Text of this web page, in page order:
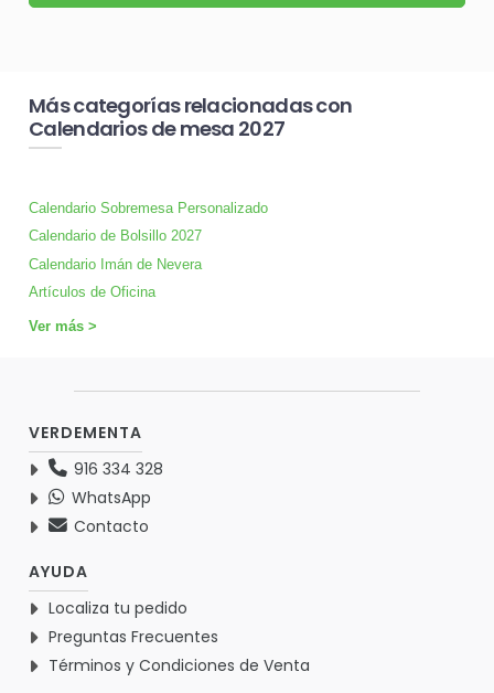
Más categorías relacionadas con
Calendarios de mesa 2027
Calendario Sobremesa Personalizado
Calendario de Bolsillo 2027
Calendario Imán de Nevera
Artículos de Oficina
Ver más >
VERDEMENTA
916 334 328
WhatsApp
Contacto
AYUDA
Localiza tu pedido
Preguntas Frecuentes
Términos y Condiciones de Venta